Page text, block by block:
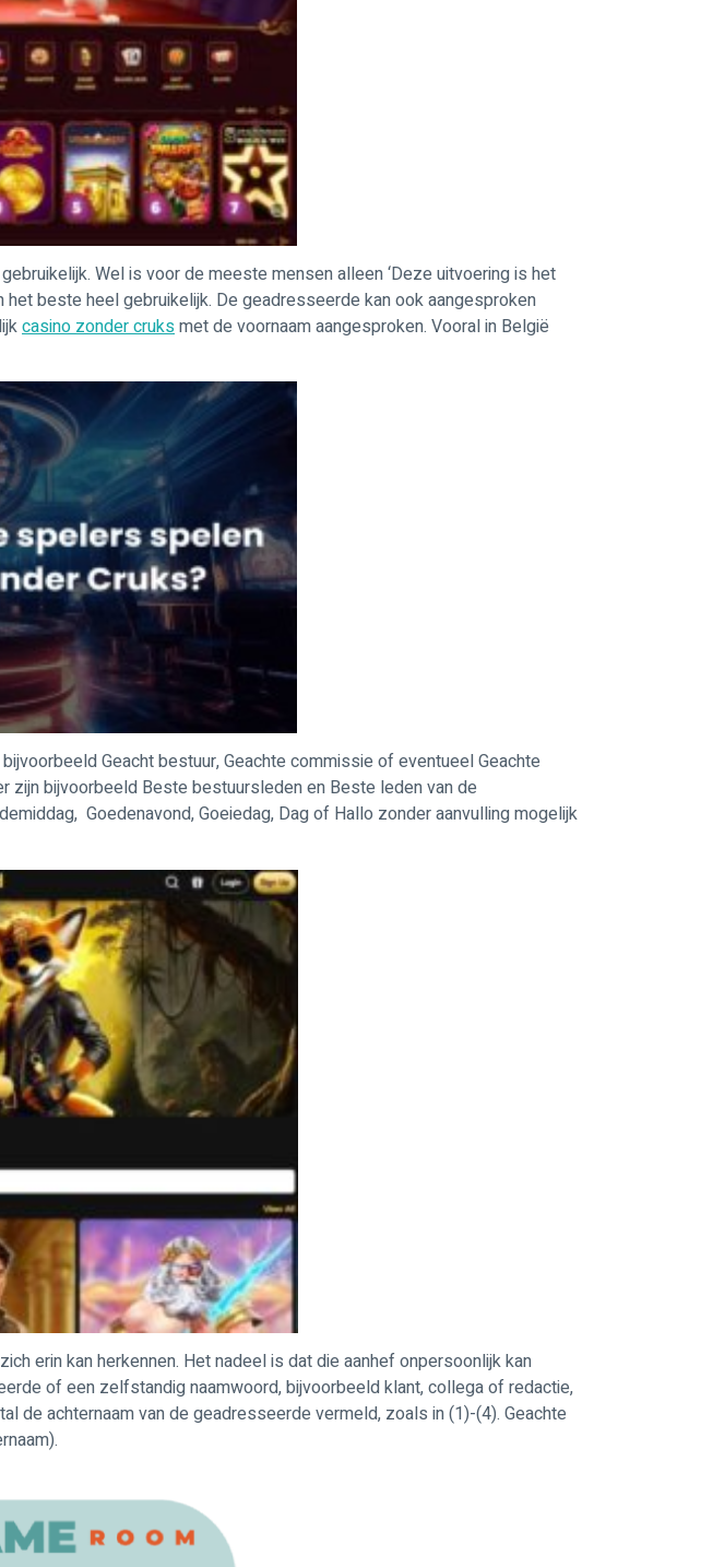
Wel is voor de meeste mensen alleen ‘Deze uitvoering is het
beste heel gebruikelijk. De geadresseerde kan ook aangesproken
casino zonder cruksmet de voornaam aangesproken. Vooral in België
Geacht bestuur, Geachte commissie of eventueel Geachte
zijn bijvoorbeeld Beste bestuursleden en Beste leden van de
Goedenavond, Goeiedag, Dag of Hallo zonder aanvulling mogelijk
erin kan herkennen. Het nadeel is dat die aanhef onpersoonlijk kan
of een zelfstandig naamwoord, bijvoorbeeld klant, collega of redactie,
de achternaam van de geadresseerde vermeld, zoals in (1)-(4). Geachte